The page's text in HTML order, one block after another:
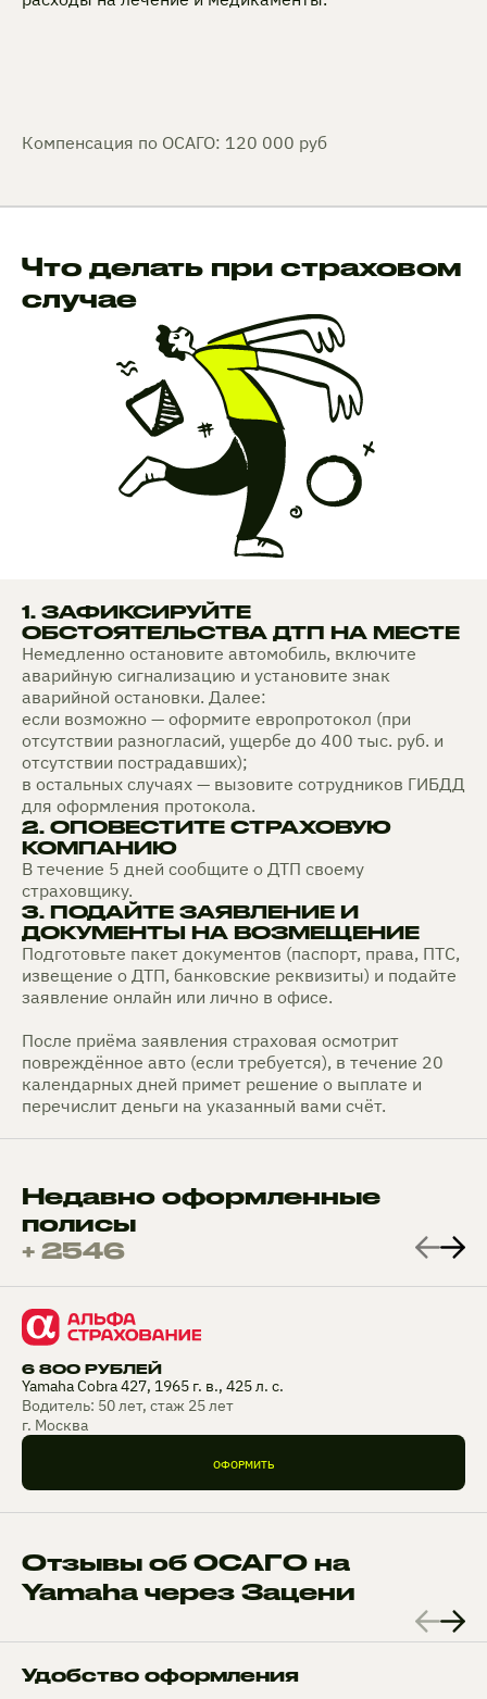
Компенсация по ОСАГО: 120 000 руб
Что делать при страховом
случае
1. ЗАФИКСИРУЙТЕ
ОБСТОЯТЕЛЬСТВА ДТП НА МЕСТЕ
Немедленно остановите автомобиль, включите
аварийную сигнализацию и установите знак
аварийной остановки. Далее:
если возможно — оформите европротокол (при
отсутствии разногласий, ущербе до 400 тыс. руб. и
отсутствии пострадавших);
в остальных случаях — вызовите сотрудников ГИБДД
для оформления протокола.
2. ОПОВЕСТИТЕ СТРАХОВУЮ
КОМПАНИЮ
В течение 5 дней сообщите о ДТП своему
страховщику.
3. ПОДАЙТЕ ЗАЯВЛЕНИЕ И
ДОКУМЕНТЫ НА ВОЗМЕЩЕНИЕ
Подготовьте пакет документов (паспорт, права, ПТС,
извещение о ДТП, банковские реквизиты) и подайте
заявление онлайн или лично в офисе.
После приёма заявления страховая осмотрит
повреждённое авто (если требуется), в течение 20
календарных дней примет решение о выплате и
перечислит деньги на указанный вами счёт.
Недавно оформленные
полисы
+ 2546
6 800 РУБЛЕЙ
Yamaha Cobra 427, 1965 г. в., 425 л. с.
Водитель: 50 лет, стаж 25 лет
г. Москва
ОФОРМИТЬ
Отзывы об ОСАГО на
Yamaha через Зацени
Удобство оформления